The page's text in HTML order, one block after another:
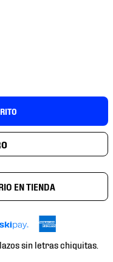
EN TIENDA